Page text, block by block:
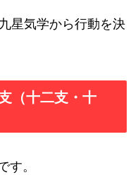
星気学から行動を決
（十二支・十
す。